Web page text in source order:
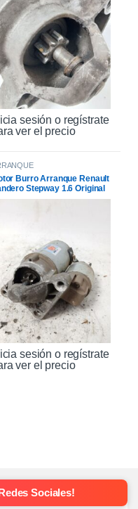
sesión o regístrate
ver el precio
Burro Arranque Renault
Stepway 1.6 Original
sesión o regístrate
ver el precio
Sociales!